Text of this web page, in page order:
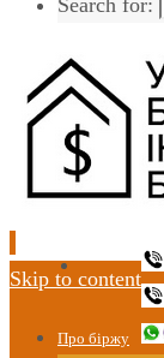
Search for:
Skip to content
Про біржу